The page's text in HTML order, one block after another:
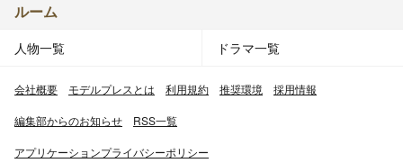
ルーム
人物一覧 ドラマ一覧
会社概要 モデルプレスとは 利用規約 推奨環境 採用情報
編集部からのお知らせ RSS一覧
アプリケーションプライバシーポリシー